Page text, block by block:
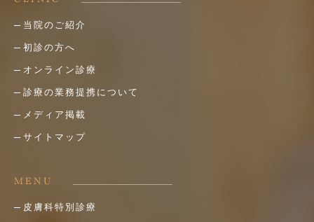
当院のご紹介
初診の方へ
オンライン診療
診療の業務提携について
メディア掲載
サイトマップ
MENU
皮膚科特別診療